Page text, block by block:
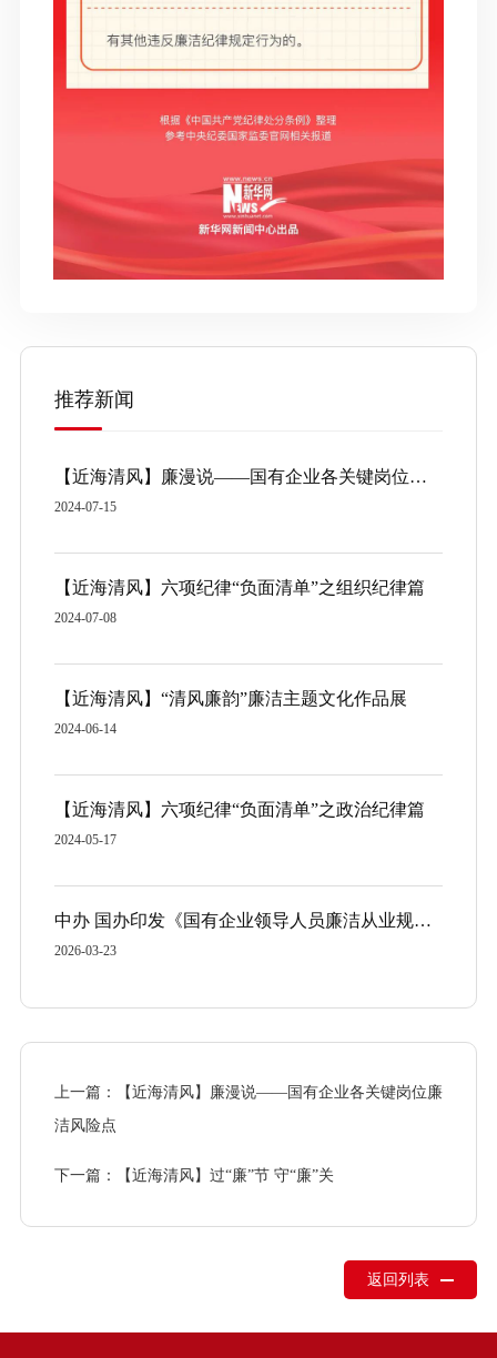
推荐新闻
【近海清风】廉漫说——国有企业各关键岗位廉洁风险点
2024-07-15
【近海清风】六项纪律“负面清单”之组织纪律篇
2024-07-08
【近海清风】“清风廉韵”廉洁主题文化作品展
2024-06-14
【近海清风】六项纪律“负面清单”之政治纪律篇
2024-05-17
中办 国办印发《国有企业领导人员廉洁从业规定》
2026-03-23
上一篇：【近海清风】廉漫说——国有企业各关键岗位廉
洁风险点
下一篇：【近海清风】过“廉”节 守“廉”关
返回列表